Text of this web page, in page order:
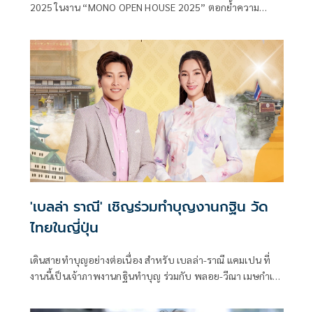
2025 ในงาน “MONO OPEN HOUSE 2025” ตอกย้ำความ
“สถานีโทรทัศน์ช่อง MONO29”
'เบลล่า ราณี' เชิญร่วมทำบุญงานกฐิน วัด
ไทยในญี่ปุ่น
เดินสายทำบุญอย่างต่อเนื่อง สำหรับ เบลล่า-ราณี แคมเปน ที่
งานนี้เป็นเจ้าภาพงานกฐินทำบุญ ร่วมกับ พลอย-วีณา เมษกำเห
จูเนียร์ กาจบัณฑิต, แชมป์ ชนาธิป, สมิธ ภาสวิชญ์, เฟริสท์ ภารา